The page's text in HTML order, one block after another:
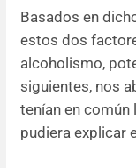
Basados en
estos dos
alcoholismo,
siguientes, nos
tenían en
pudiera explicar